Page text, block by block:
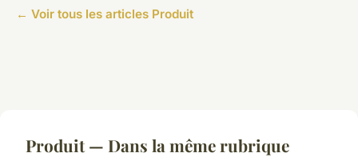
← Voir tous les articles Produit
Produit — Dans la même rubrique